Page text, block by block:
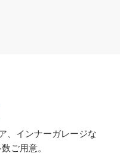
箕面店 OPEN予定
、インナーガレージな
ご用意。